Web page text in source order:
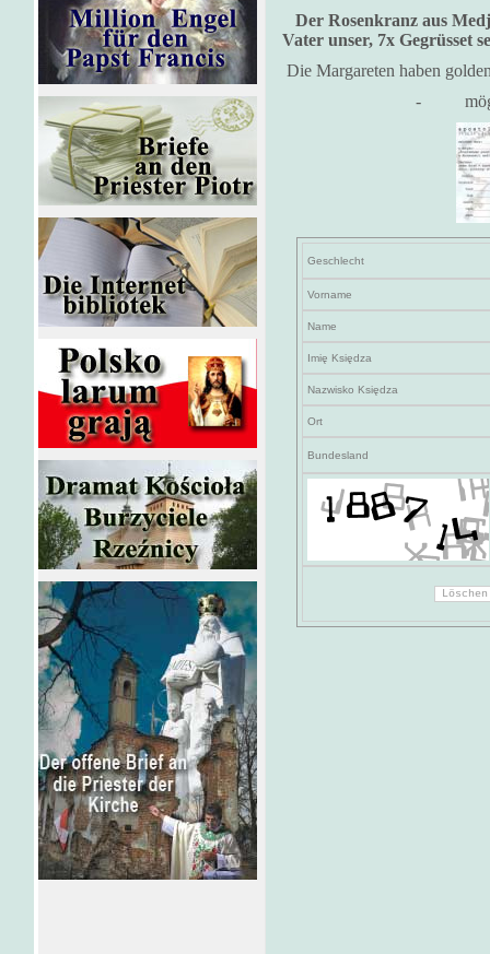
Der Rosenkranz aus
Vater unser, 7x Gegrüsset
Die Margareten haben
-
Geschlecht
Vorname
Name
Imię Księdza
Nazwisko Księdza
Ort
Bundesland